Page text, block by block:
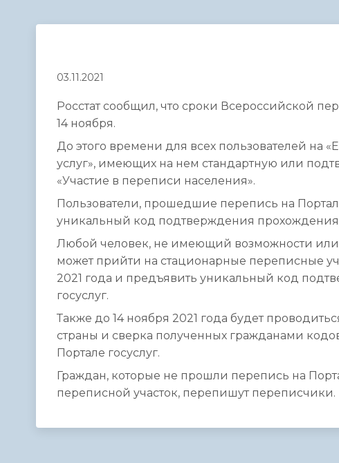
администрации
03.11.2021
Росстат сообщил, что сроки Всероссийской
14 ноября.
До этого времени для всех пользователей на
услуг», имеющих на нем стандартную или
«Участие в переписи населения».
Пользователи, прошедшие перепись на
уникальный код подтверждения
Любой человек, не имеющий возможности или
может прийти на стационарные переписные
2021 года и предъявить уникальный код
госуслуг.
Также до 14 ноября 2021 года будет
страны и сверка полученных гражданами
Портале госуслуг.
Граждан, которые не прошли перепись на
переписной участок, перепишут переписчики.